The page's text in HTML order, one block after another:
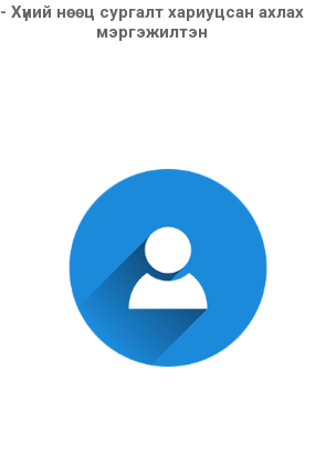
- Хүний нөөц сургалт хариуцсан ахлах
мэргэжилтэн